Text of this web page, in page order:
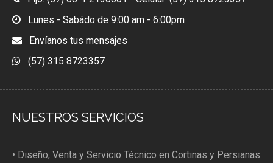
Lunes - Sabádo de 9:00 am - 6:00pm
Envíanos tus mensajes
(57) 315 8723357
NUESTROS SERVICIOS
• Diseño, Venta y Servicio Técnico en Cortinas y Persianas